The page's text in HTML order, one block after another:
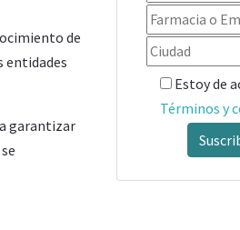
de
entidades
garantizar
Estoy de
Términos y